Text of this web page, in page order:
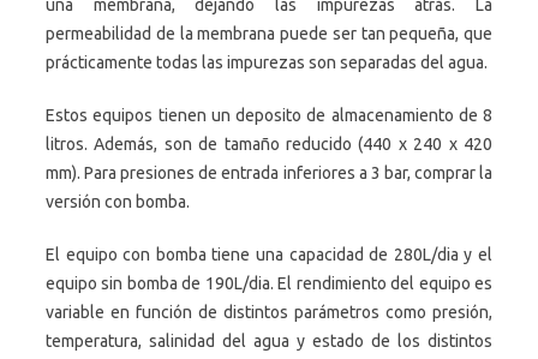
una membrana, dejando las impurezas atrás. La
permeabilidad de la membrana puede ser tan pequeña, que
prácticamente todas las impurezas son separadas del agua.
Estos equipos tienen un deposito de almacenamiento de 8
litros. Además, son de tamaño reducido (440 x 240 x 420
mm). Para presiones de entrada inferiores a 3 bar, comprar la
versión con bomba.
El equipo con bomba tiene una capacidad de 280L/dia y el
equipo sin bomba de 190L/dia. El rendimiento del equipo es
variable en función de distintos parámetros como presión,
temperatura, salinidad del agua y estado de los distintos